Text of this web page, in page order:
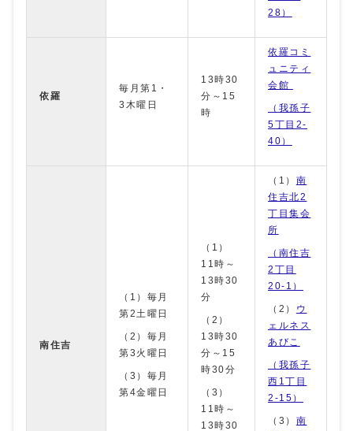
28）
依羅
毎月第1・
3木曜日
13時30
分～15
時
依羅コミ
ュニティ
会館
（我孫子
5丁目2-
40）
南住吉
（1）毎月
第2土曜日
（2）毎月
第3火曜日
（3）毎月
第4金曜日
（1）
11時～
13時30
分
（2）
13時30
分～15
時30分
（3）
11時～
13時30
（1） 南
住吉北2
丁目集会
所
（南住吉
2丁目
20-1）
（2） ウ
ェルネス
あびこ
（我孫子
西1丁目
2-15）
（3） 南